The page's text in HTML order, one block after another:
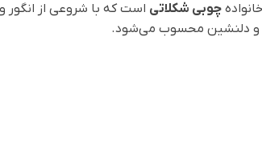
چوبی شکلاتی است که با شروعی از
و دلنشین محسوب می‌شود.